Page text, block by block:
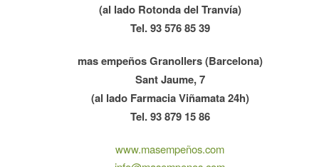
(al lado Rotonda del Tranvía)
Tel. 93 576 85 39
mas empeños Granollers (Barcelona)
Sant Jaume, 7
(al lado Farmacia Viñamata 24h)
Tel. 93 879 15 86
www.masempeños.com